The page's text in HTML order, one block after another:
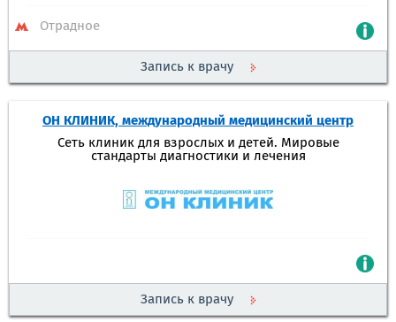
Отрадное
Запись к врачу
ОН КЛИНИК, международный медицинский центр
Сеть клиник для взрослых и детей. Мировые
стандарты диагностики и лечения
Запись к врачу